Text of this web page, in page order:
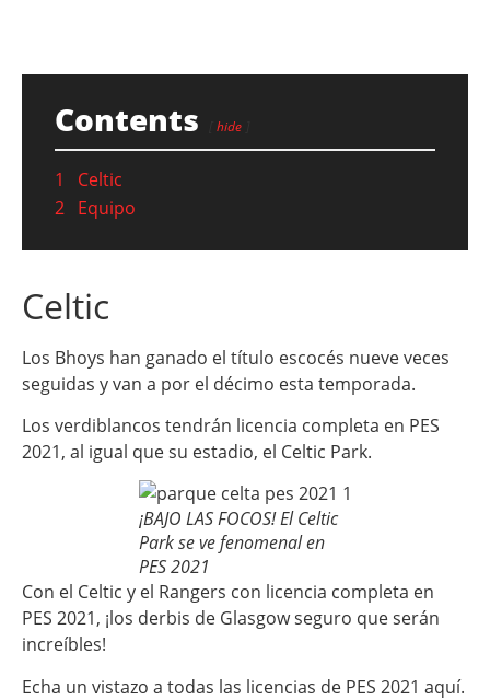
Contents hide
1
Celtic
2 Equipo
Celtic
Los Bhoys han ganado el título escocés nueve veces
seguidas y van a por el décimo esta temporada.
Los verdiblancos tendrán licencia completa en PES
2021, al igual que su estadio, el Celtic Park.
¡BAJO LAS FOCOS! El Celtic
Park se ve fenomenal en
PES 2021
Con el Celtic y el Rangers con licencia completa en
PES 2021, ¡los derbis de Glasgow seguro que serán
increíbles!
Echa un vistazo a todas las licencias de PES 2021 aquí.